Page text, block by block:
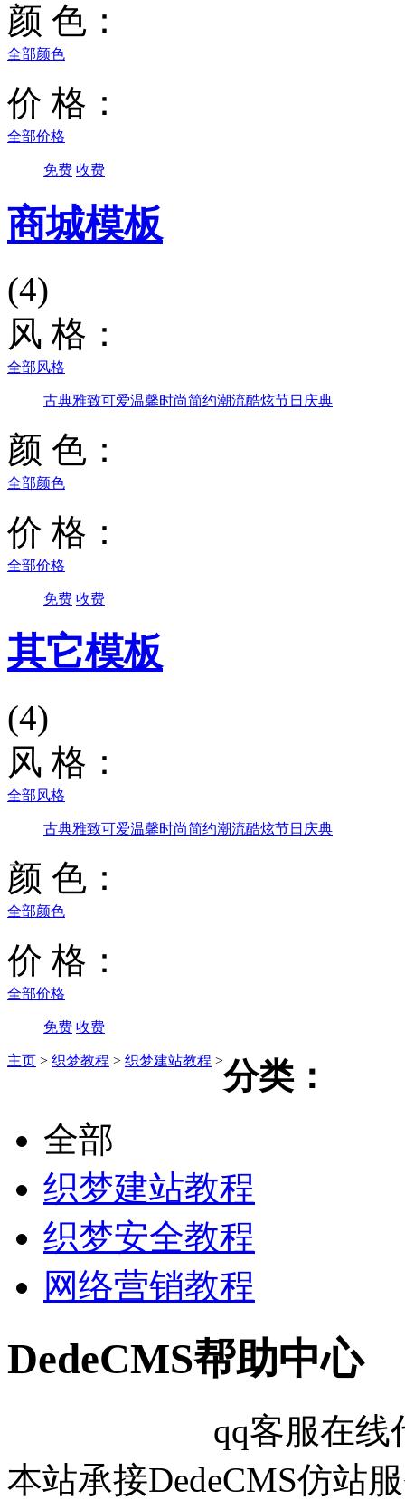
颜 色：
全部颜色
价 格：
全部价格
免费 收费
商城模板
(4)
风 格：
全部风格
古典雅致可爱温馨时尚简约潮流酷炫节日庆典
颜 色：
全部颜色
价 格：
全部价格
免费 收费
其它模板
(4)
风 格：
全部风格
古典雅致可爱温馨时尚简约潮流酷炫节日庆典
颜 色：
全部颜色
价 格：
全部价格
免费 收费
主页 > 织梦教程 > 织梦建站教程 >分类：
全部
织梦建站教程
织梦安全教程
网络营销教程
DedeCMS帮助中心
qq客服在线
本站承接DedeCMS仿站